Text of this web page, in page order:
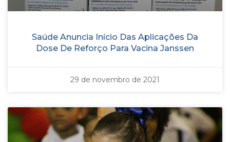
Saúde Anuncia Início Das Aplicações Da
Dose De Reforço Para Vacina Janssen
29 de novembro de 2021